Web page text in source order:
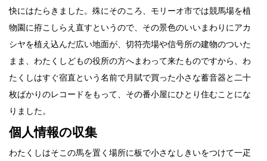
快にはたらきました。殊にそのころ、モリーオ市では競馬場を植
物園に拵こしらえ直すというので、その景色のいいまわりにアカ
シヤを植え込んだ広い地面が、切符売場や信号所の建物のついた
まま、わたくしどもの役所の方へまわって来たものですから、わ
たくしはすぐ宿直という名前で月賦で買った小さな蓄音器と二十
枚ばかりのレコードをもって、その番小屋にひとり住むことにな
りました。
個人情報の収集
わたくしはそこの馬を置く場所に板で小さなしきいをつけて一疋